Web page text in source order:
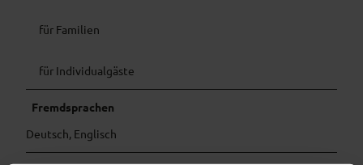
für Familien
für Individualgäste
Fremdsprachen
Deutsch, Englisch